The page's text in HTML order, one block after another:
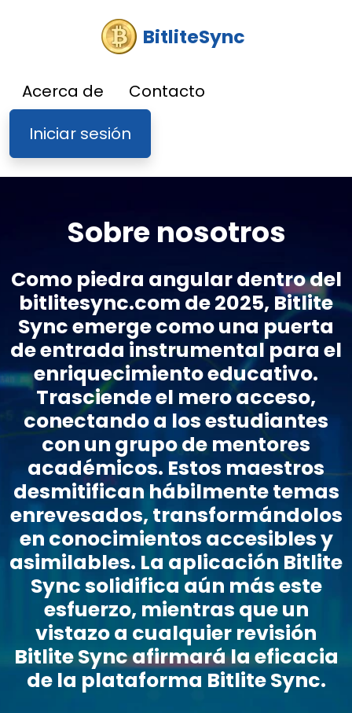
BitliteSync
Acerca de
Contacto
Iniciar sesión
Sobre nosotros
Como piedra angular dentro del
bitlitesync.com de 2025, Bitlite
Sync emerge como una puerta
de entrada instrumental para el
enriquecimiento educativo.
Trasciende el mero acceso,
conectando a los estudiantes
con un grupo de mentores
académicos. Estos maestros
desmitifican hábilmente temas
enrevesados, transformándolos
en conocimientos accesibles y
asimilables. La aplicación Bitlite
Sync solidifica aún más este
esfuerzo, mientras que un
vistazo a cualquier revisión
Bitlite Sync afirmará la eficacia
de la plataforma Bitlite Sync.